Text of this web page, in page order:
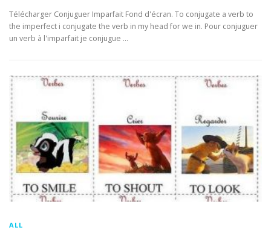
Télécharger Conjuguer Imparfait Fond d'écran. To conjugate a verb to
the imperfect i conjugate the verb in my head for we in. Pour conjuguer
un verb à l'imparfait je conjugue …
ALL